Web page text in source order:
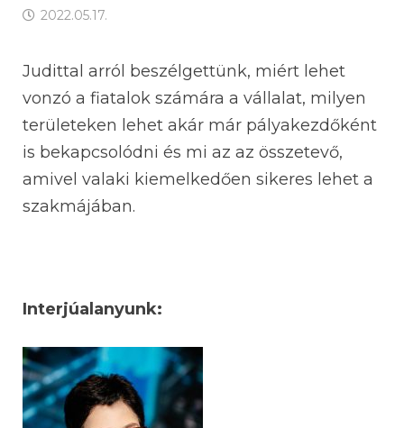
2022.05.17.
Judittal arról beszélgettünk, miért lehet
vonzó a fiatalok számára a vállalat, milyen
területeken lehet akár már pályakezdőként
is bekapcsolódni és mi az az összetevő,
amivel valaki kiemelkedően sikeres lehet a
szakmájában.
Interjúalanyunk: